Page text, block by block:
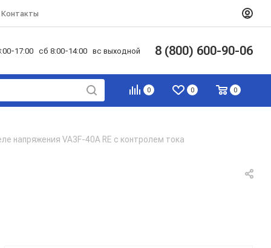
Контакты
17:00 сб 8:00-14:00 вс выходной 8 (800) 600-90-06
0 0 0
напряжения VA3F-40А RE с контролем тока